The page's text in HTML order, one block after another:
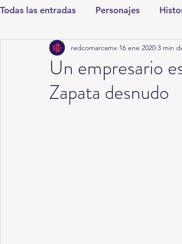
Todas las entradas Personajes
Deportes Salud
Round Cero Columnistas CDMX
Un empresario
Zapata desnudo
redcomarcamx 16 ene 2020 3 min